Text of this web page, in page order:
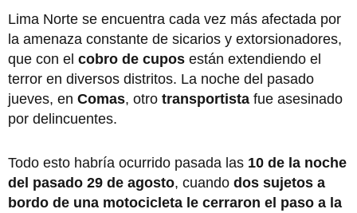
Lima Norte se encuentra cada vez más afectada por
la amenaza constante de sicarios y extorsionadores,
que con el cobro de cupos están extendiendo el
terror en diversos distritos. La noche del pasado
jueves, en Comas, otro transportista fue asesinado
por delincuentes.
Todo esto habría ocurrido pasada las 10 de la noche
del pasado 29 de agosto, cuando dos sujetos a
bordo de una motocicleta le cerraron el paso a la